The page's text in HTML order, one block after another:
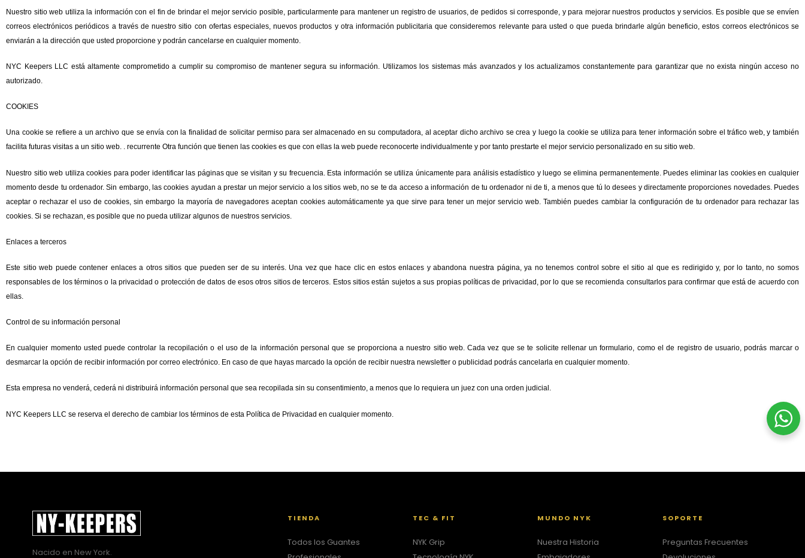
Nuestro sitio web utiliza la información con el fin de brindar el mejor servicio posible, particularmente para mantener un registro de usuarios, de pedidos si corresponde, y para mejorar nuestros productos y servicios. Es posible que se envíen
correos electrónicos periódicos a través de nuestro sitio con ofertas especiales, nuevos productos y otra información publicitaria que consideremos relevante para usted o que pueda brindarle algún beneficio, estos correos electrónicos se
enviarán a la dirección que usted proporcione y podrán cancelarse en cualquier momento.
NYC Keepers LLC está altamente comprometido a cumplir su compromiso de mantener segura su información. Utilizamos los sistemas más avanzados y los actualizamos constantemente para garantizar que no exista ningún acceso no
autorizado.
COOKIES
Una cookie se refiere a un archivo que se envía con la finalidad de solicitar permiso para ser almacenado en su computadora, al aceptar dicho archivo se crea y luego la cookie se utiliza para tener información sobre el tráfico web, y también
facilita futuras visitas a un sitio web. . recurrente Otra función que tienen las cookies es que con ellas la web puede reconocerte individualmente y por tanto prestarte el mejor servicio personalizado en su sitio web.
Nuestro sitio web utiliza cookies para poder identificar las páginas que se visitan y su frecuencia. Esta información se utiliza únicamente para análisis estadístico y luego se elimina permanentemente. Puedes eliminar las cookies en cualquier
momento desde tu ordenador. Sin embargo, las cookies ayudan a prestar un mejor servicio a los sitios web, no se te da acceso a información de tu ordenador ni de ti, a menos que tú lo desees y directamente proporciones novedades. Puedes
aceptar o rechazar el uso de cookies, sin embargo la mayoría de navegadores aceptan cookies automáticamente ya que sirve para tener un mejor servicio web. También puedes cambiar la configuración de tu ordenador para rechazar las
cookies. Si se rechazan, es posible que no pueda utilizar algunos de nuestros servicios.
Enlaces a terceros
Este sitio web puede contener enlaces a otros sitios que pueden ser de su interés. Una vez que hace clic en estos enlaces y abandona nuestra página, ya no tenemos control sobre el sitio al que es redirigido y, por lo tanto, no somos
responsables de los términos o la privacidad o protección de datos de esos otros sitios de terceros. Estos sitios están sujetos a sus propias políticas de privacidad, por lo que se recomienda consultarlos para confirmar que está de acuerdo con
ellas.
Control de su información personal
En cualquier momento usted puede controlar la recopilación o el uso de la información personal que se proporciona a nuestro sitio web. Cada vez que se te solicite rellenar un formulario, como el de registro de usuario, podrás marcar o
desmarcar la opción de recibir información por correo electrónico. En caso de que hayas marcado la opción de recibir nuestra newsletter o publicidad podrás cancelarla en cualquier momento.
Esta empresa no venderá, cederá ni distribuirá información personal que sea recopilada sin su consentimiento, a menos que lo requiera un juez con una orden judicial.
NYC Keepers LLC se reserva el derecho de cambiar los términos de esta Política de Privacidad en cualquier momento.
Nacido en New York.
TIENDA
Todos los Guantes
TEC & FIT
NYK Grip
MUNDO NYK
Nuestra Historia
SOPORTE
Preguntas Frecuentes